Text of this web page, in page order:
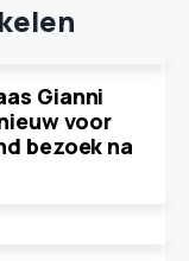
Gianni
voor
bezoek na